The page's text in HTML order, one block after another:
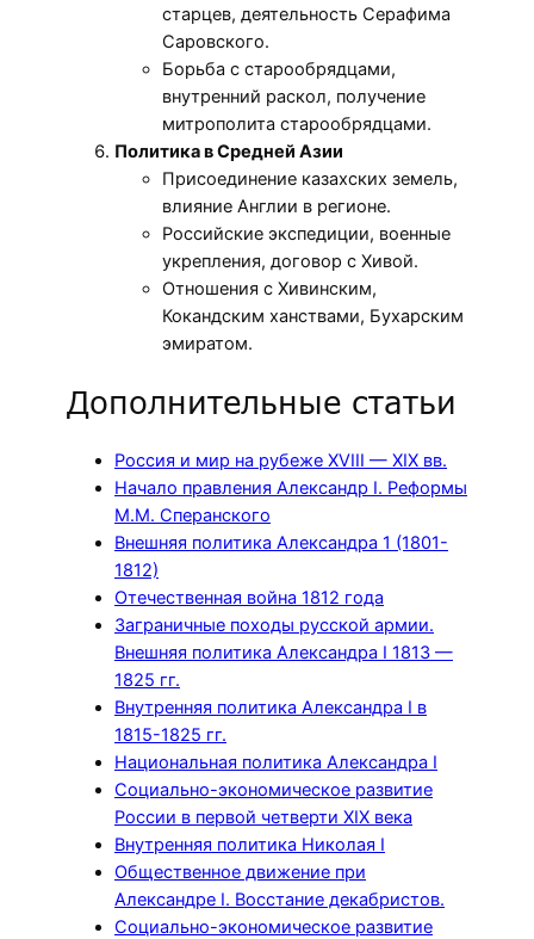
старцев, деятельность Серафима
Саровского.
Борьба с старообрядцами,
внутренний раскол, получение
митрополита старообрядцами.
Политика в Средней Азии
Присоединение казахских земель,
влияние Англии в регионе.
Российские экспедиции, военные
укрепления, договор с Хивой.
Отношения с Хивинским,
Кокандским ханствами, Бухарским
эмиратом.
Дополнительные статьи
Россия и мир на рубеже XVIII — XIX вв.
Начало правления Александр I. Реформы
М.М. Сперанского
Внешняя политика Александра 1 (1801-
1812)
Отечественная война 1812 года
Заграничные походы русской армии.
Внешняя политика Александра I 1813 —
1825 гг.
Внутренняя политика Александра I в
1815-1825 гг.
Национальная политика Александра I
Социально-экономическое развитие
России в первой четверти XIX века
Внутренняя политика Николая I
Общественное движение при
Александре I. Восстание декабристов.
Социально-экономическое развитие